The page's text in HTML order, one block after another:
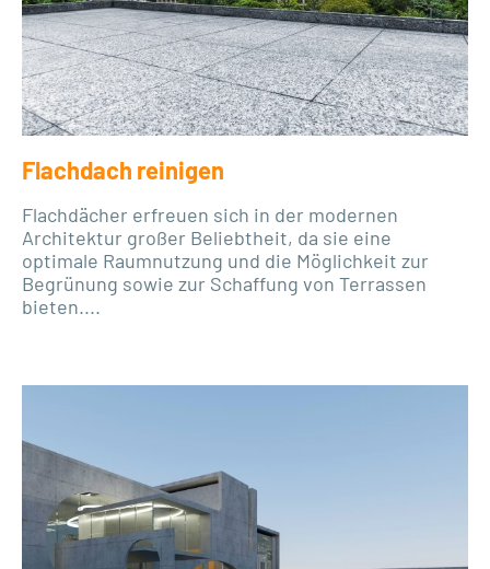
Flachdach reinigen
Flachdächer erfreuen sich in der modernen
Architektur großer Beliebtheit, da sie eine
optimale Raumnutzung und die Möglichkeit zur
Begrünung sowie zur Schaffung von Terrassen
bieten....